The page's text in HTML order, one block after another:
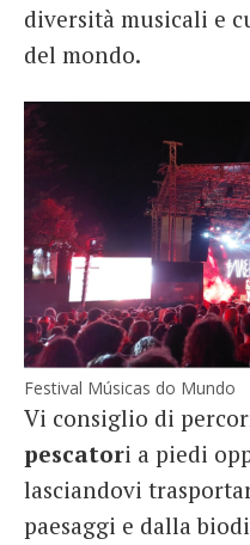
diversità musicali e
del mondo.
Festival Músicas do Mundo
Vi consiglio di
pescatori a piedi
lasciandovi
paesaggi e dalla